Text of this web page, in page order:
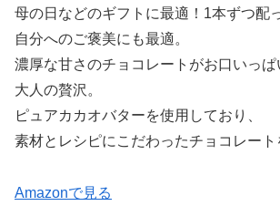
母の日などのギフトに最適！1本ずつ配
自分へのご褒美にも最適。
濃厚な甘さのチョコレートがお口いっ
大人の贅沢。
ピュアカカオバターを使用しており、
素材とレシピにこだわったチョコレート
Amazonで見る